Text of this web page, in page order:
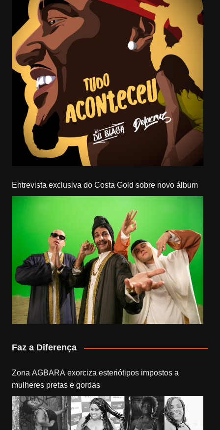
Entrevista exclusiva do Costa Gold sobre novo álbum
Faz a Diferença
Zona AGBARA exorciza esteriótipos impostos a
mulheres pretas e gordas